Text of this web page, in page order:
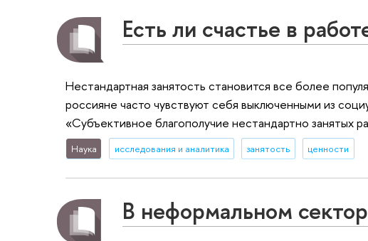
Есть ли счастье в
Нестандартная занятость становится все более
россияне часто чувствуют себя выключенными из
«Субъективное благополучие нестандартно занятых
Наука исследования и аналитика занятость ценности
В неформальном